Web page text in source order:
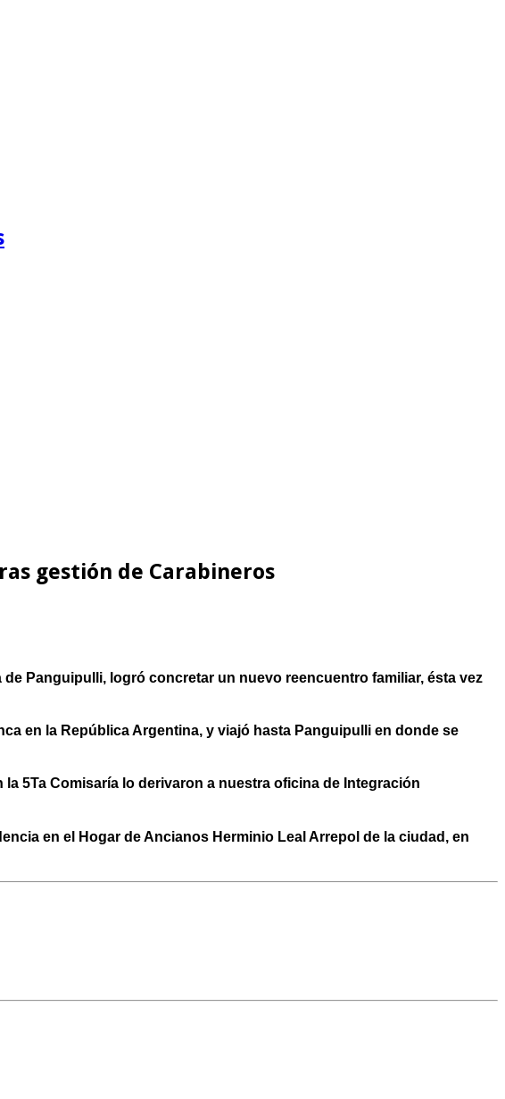
gestión de Carabineros
Panguipulli, logró concretar un nuevo reencuentro familiar, ésta vez
en la República Argentina, y viajó hasta Panguipulli en donde se
5Ta Comisaría lo derivaron a nuestra oficina de Integración
en el Hogar de Ancianos Herminio Leal Arrepol de la ciudad, en